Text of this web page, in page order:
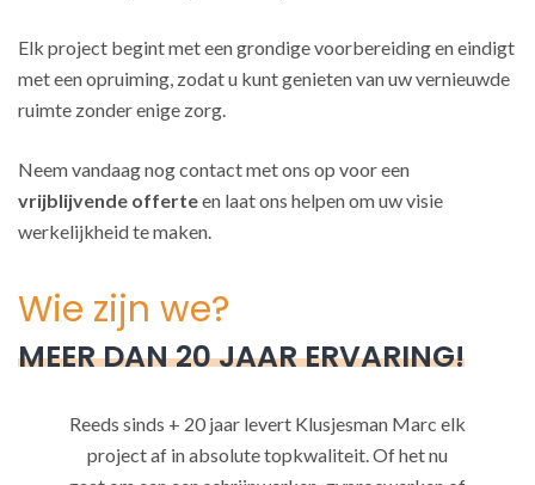
Elk project begint met een grondige voorbereiding en eindigt
met een opruiming, zodat u kunt genieten van uw vernieuwde
ruimte zonder enige zorg.
Neem vandaag nog contact met ons op voor een
vrijblijvende offerteen laat ons helpen om uw visie
werkelijkheid te maken.
Wie zijn we?
MEER DAN 20 JAAR ERVARING!
Reeds sinds + 20 jaar levert Klusjesman Marc elk
project af in absolute topkwaliteit. Of het nu